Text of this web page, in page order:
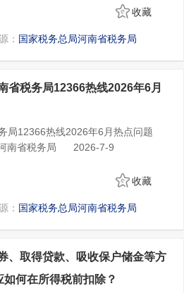
享受子女教育扣除。
收藏
： 国家税务总局河南省税务局
省税务局12366热线2026年6月
局12366热线2026年6月热点问题
南省税务局 2026-7-9
项附加扣除如何填写?
教育专项附加扣除。比如子女6月高中
以上、并且是唯一的家庭生活用房
得税。
一住房，以其转让收入额减除财产
收藏
： 国家税务总局河南省税务局
、取得贷款、吸收保户储金等方
何在所得税前扣除？